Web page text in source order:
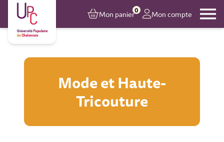
Mon panier0 Mon compte
Mode et Haute-
Tricouture